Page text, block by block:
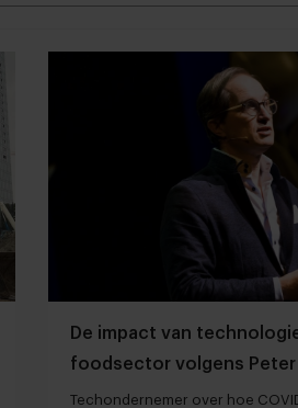
De impact van
foodsector volgens Peter
Techondernemer over hoe